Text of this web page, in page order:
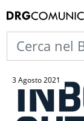
3 Agosto 2021